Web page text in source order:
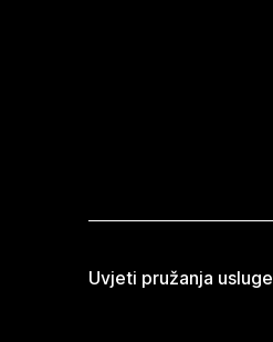
Uvjeti pružanja usluge